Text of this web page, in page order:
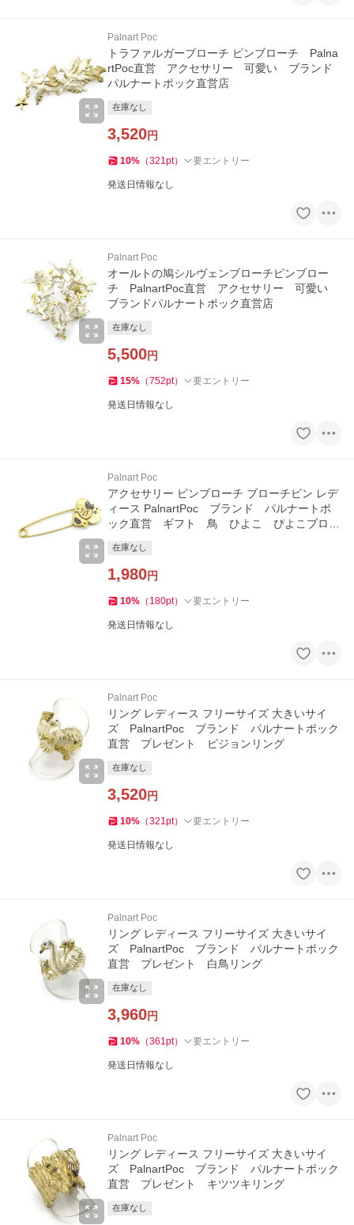
Palnart Poc
トラファルガーブローチ ピンブローチ Palna
rtPoc直営 アクセサリー 可愛い ブランド
パルナートポック直営店
在庫なし
3,520円
10% （321pt） 要エントリー
発送日情報なし
Palnart Poc
オールトの鳩シルヴェンブローチピンブロー
チ PalnartPoc直営 アクセサリー 可愛い
ブランドパルナートポック直営店
在庫なし
5,500円
15% （752pt） 要エントリー
発送日情報なし
Palnart Poc
アクセサリー ピンブローチ ブローチピン レデ
ィース PalnartPoc ブランド パルナートポ
ック直営 ギフト 鳥 ひよこ ぴよこブロー
在庫なし
1,980円
10% （ 180pt） 要エントリー
発送日情報なし
Palnart Poc
リング レディース フリーサイズ 大きいサイ
ズ PalnartPoc ブランド パルナートポック
直営 プレゼント ピジョンリング
在庫なし
3,520円
10% （321pt） 要エントリー
発送日情報なし
Palnart Poc
リング レディース フリーサイズ 大きいサイ
ズ PalnartPoc ブランド パルナートポック
直営 プレゼント 白鳥リング
在庫なし
3,960円
10% （361pt） 要エントリー
発送日情報なし
Palnart Poc
リング レディース フリーサイズ 大きいサイ
ズ PalnartPoc ブランド パルナートポック
直営 プレゼント キツツキリング
在庫なし